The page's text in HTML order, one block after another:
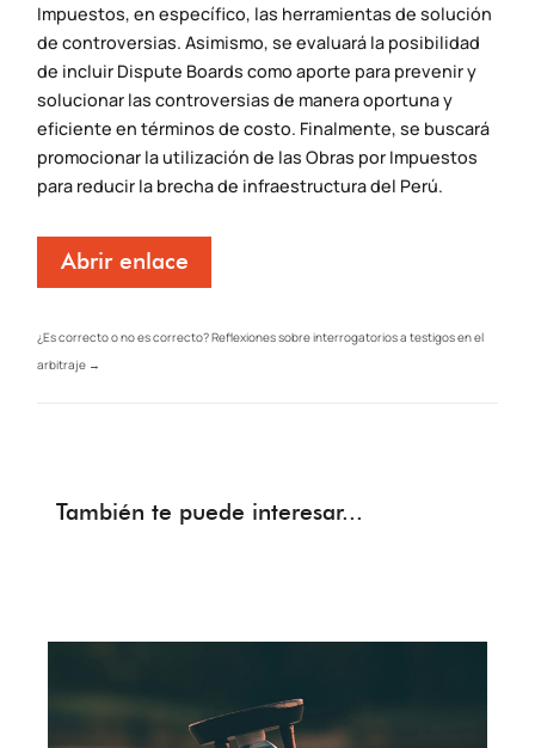
Impuestos, en específico, las herramientas de solución
de controversias. Asimismo, se evaluará la posibilidad
de incluir Dispute Boards como aporte para prevenir y
solucionar las controversias de manera oportuna y
eficiente en términos de costo. Finalmente, se buscará
promocionar la utilización de las Obras por Impuestos
para reducir la brecha de infraestructura del Perú.
Abrir enlace
¿Es correcto o no es correcto? Reflexiones sobre interrogatorios a testigos en el
arbitraje →
También te puede interesar...